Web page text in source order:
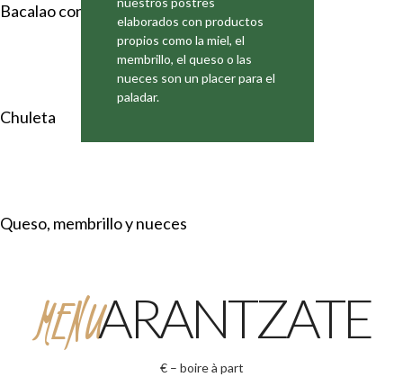
elaborados con productos
propios como la miel, el
membrillo, el queso o las
nueces son un placer para el
paladar.
Bacalao con pimientos
Chuleta
Queso, membrillo y nueces
MENUARANTZATE
€ – boire à part